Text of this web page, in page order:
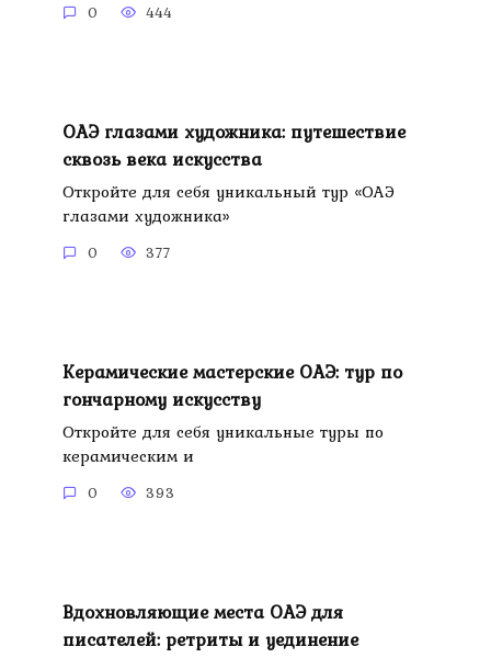
0 444
ОАЭ глазами художника: путешествие
сквозь века искусства
Откройте для себя уникальный тур «ОАЭ
глазами художника»
0 377
Керамические мастерские ОАЭ: тур по
гончарному искусству
Откройте для себя уникальные туры по
керамическим и
0 393
Вдохновляющие места ОАЭ для
писателей: ретриты и уединение